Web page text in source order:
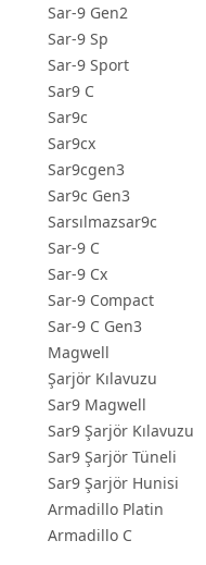
Sar-9 Gen2
Sar-9 Sp
Sar-9 Sport
Sar9 C
Sar9c
Sar9cx
Sar9cgen3
Sar9c Gen3
Sarsılmazsar9c
Sar-9 C
Sar-9 Cx
Sar-9 Compact
Sar-9 C Gen3
Magwell
Şarjör Kılavuzu
Sar9 Magwell
Sar9 Şarjör Kılavuzu
Sar9 Şarjör Tüneli
Sar9 Şarjör Hunisi
Armadillo Platin
Armadillo C